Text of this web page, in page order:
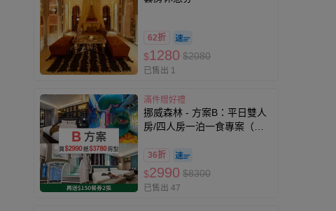
62折
$1280 $2080
已售出 1
滿件贈好禮
挪威森林 - 方案B：平日雙人
房/四人房一泊一食專案（可
（贈兩張『價值$150』餐券,
贈品效期至27/5/20）-無使用
期限
36折
$2990 $8300
已售出 47